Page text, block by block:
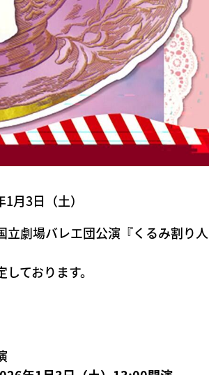
3日（土）
劇場バレエ団公演『くるみ割り人
ております。